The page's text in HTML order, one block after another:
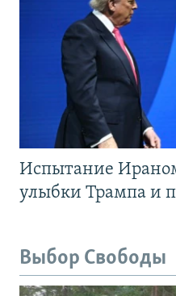
Испытание
улыбки Трампа и
Выбор Свободы